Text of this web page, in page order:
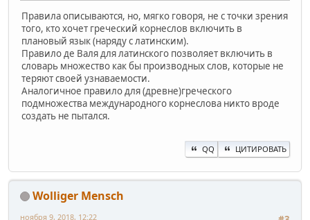
Правила описываются, но, мягко говоря, не с точки зрения
того, кто хочет греческий корнеслов включить в
плановый язык (наряду с латинским).
Правило де Валя для латинского позволяет включить в
словарь множество как бы производных слов, которые не
теряют своей узнаваемости.
Аналогичное правило для (древне)греческого
подмножества международного корнеслова никто вроде
создать не пытался.
QQ ЦИТИРОВАТЬ
Wolliger Mensch
ноября 9, 2018, 12:22